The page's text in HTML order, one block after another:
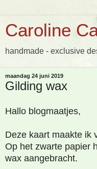
Caroline
handmade - exclusive
maandag 24 juni 2019
Gilding wax
Hallo blogmaatjes,
Deze kaart maakte ik
Op het zwarte papier
wax aangebracht.